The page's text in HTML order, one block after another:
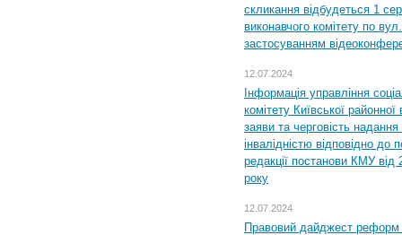
скликання відбудеться 1
виконавчого комітету по
застосуванням
12.07.2024
Інформація управління
комітету Київської
заяви та черговість надання
інвалідністю відповідно
редакції постанови КМУ
року
12.07.2024
Правовий дайджест реформ